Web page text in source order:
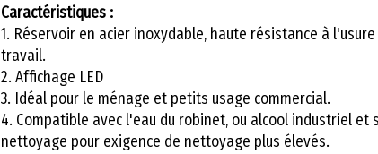
Caractéristiques :
1. Réservoir en acier inoxydable, haute résistance à
travail.
2. Affichage LED
3. Idéal pour le ménage et petits usage commercial.
4. Compatible avec l'eau du robinet, ou alcool industriel et
nettoyage pour exigence de nettoyage plus élevés.